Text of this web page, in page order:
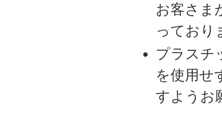
お客さま
っており
プラスチ
を使用せ
すようお